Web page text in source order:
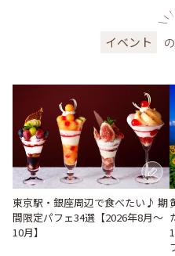
イベント
東京駅・銀座周辺で食べたい♪ 期
間限定パフェ34選【2026年8月～
10月】